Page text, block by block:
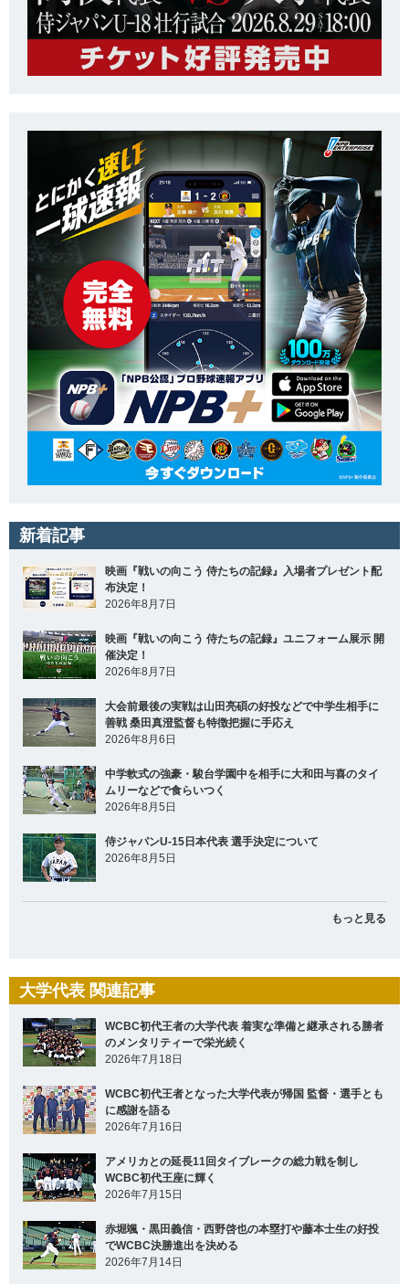
新着記事
映画『戦いの向こう 侍たちの記録』入場者プレゼント配
布決定！
2026年8月7日
映画『戦いの向こう 侍たちの記録』ユニフォーム展示 開
催決定！
2026年8月7日
大会前最後の実戦は山田亮碩の好投などで中学生相手に
善戦 桑田真澄監督も特徴把握に手応え
2026年8月6日
中学軟式の強豪・駿台学園中を相手に大和田与喜のタイ
ムリーなどで食らいつく
2026年8月5日
侍ジャパンU-15日本代表 選手決定について
2026年8月5日
もっと見る
大学代表 関連記事
WCBC初代王者の大学代表 着実な準備と継承される勝者
のメンタリティーで栄光続く
2026年7月18日
WCBC初代王者となった大学代表が帰国 監督・選手とも
に感謝を語る
2026年7月16日
アメリカとの延長11回タイブレークの総力戦を制し
WCBC初代王座に輝く
2026年7月15日
赤堀颯・黒田義信・西野啓也の本塁打や藤本士生の好投
でWCBC決勝進出を決める
2026年7月14日